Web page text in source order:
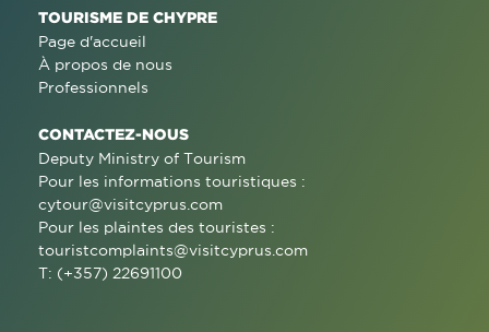
TOURISME DE CHYPRE
Page d'accueil
À propos de nous
Professionnels
CONTACTEZ-NOUS
Deputy Ministry of Tourism
Pour les informations touristiques :
cytour@visitcyprus.com
Pour les plaintes des touristes :
touristcomplaints@visitcyprus.com
T: (+357) 22691100